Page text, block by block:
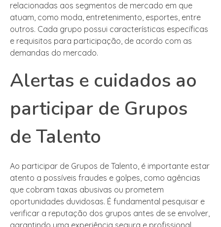
relacionadas aos segmentos de mercado em que
atuam, como moda, entretenimento, esportes, entre
outros. Cada grupo possui características específicas
e requisitos para participação, de acordo com as
demandas do mercado.
Alertas e cuidados ao
participar de Grupos
de Talento
Ao participar de Grupos de Talento, é importante estar
atento a possíveis fraudes e golpes, como agências
que cobram taxas abusivas ou prometem
oportunidades duvidosas. É fundamental pesquisar e
verificar a reputação dos grupos antes de se envolver,